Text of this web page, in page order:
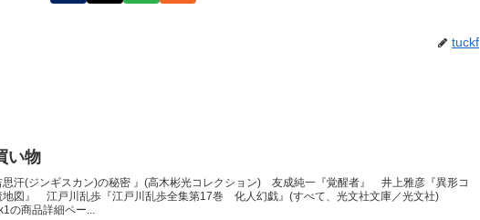
tuckf
い物
思汗(ジンギスカン)の秘密 』(高木彬光コレクション) 友成純一『覚醒者』 井上雅彦『異形コ
図』 江戸川乱歩『江戸川乱歩全集第17巻 化人幻戯』(すべて、光文社文庫／光文社)
の商品詳細ペー...